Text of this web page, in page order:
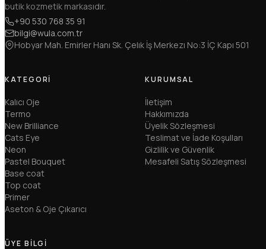
butik kozmetik markasıdır.
+90 530 768 35 91
bilgi@wula.com.tr
Hobyar Mah. Emirler Hanı Sk. Çelık İş Merkezı No:3 İÇ Kapı 501
KATEGORI
Kalıcı Oje
Termo
New Brilliance
Cats Eye
Neon
Pastel Bouquet
Base coat
Top coat
Primer
Aseton & Oje Çıkarıcı
KURUMSAL
İletişim
Hakkımızda
Üyelik Sözleşmesi
Teslimat ve İade Koşulları
Gizlilik ve Güvenlik
Mesafeli Satış Sözleşmesi
ÜYE BILGI